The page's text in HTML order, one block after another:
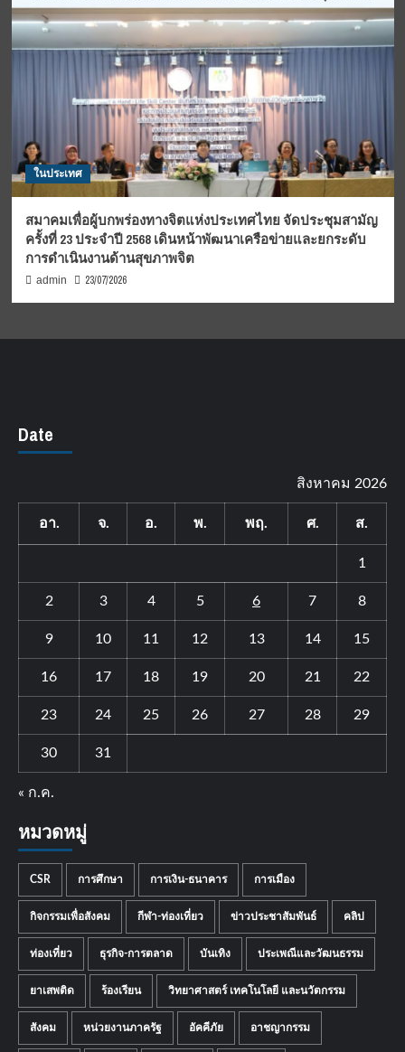
ในประเทศ
สมาคมเพื่อผู้บกพร่องทางจิตแห่งประเทศไทย จัดประชุมสามัญ
ครั้งที่ 23 ประจำปี 2568 เดินหน้าพัฒนาเครือข่ายและยกระดับ
การดำเนินงานด้านสุขภาพจิต
admin 23/07/2026
Date
สิงหาคม 2026
อา. จ. อ. พ. พฤ. ศ. ส.
1
2 3 4 5 6 7 8
9 10 11 12 13 14 15
16 17 18 19 20 21 22
23 24 25 26 27 28 29
30 31
« ก.ค.
หมวดหมู่
CSR การศึกษา การเงิน-ธนาคาร การเมือง
กิจกรรมเพื่อสังคม กีฬา-ท่องเที่ยว ข่าวประชาสัมพันธ์ คลิป
ท่องเที่ยว ธุรกิจ-การตลาด บันเทิง ประเพณีและวัฒนธรรม
ยาเสพติด ร้องเรียน วิทยาศาสตร์ เทคโนโลยี และนวัตกรรม
สังคม หน่วยงานภาครัฐ อัคคีภัย อาชญากรรม